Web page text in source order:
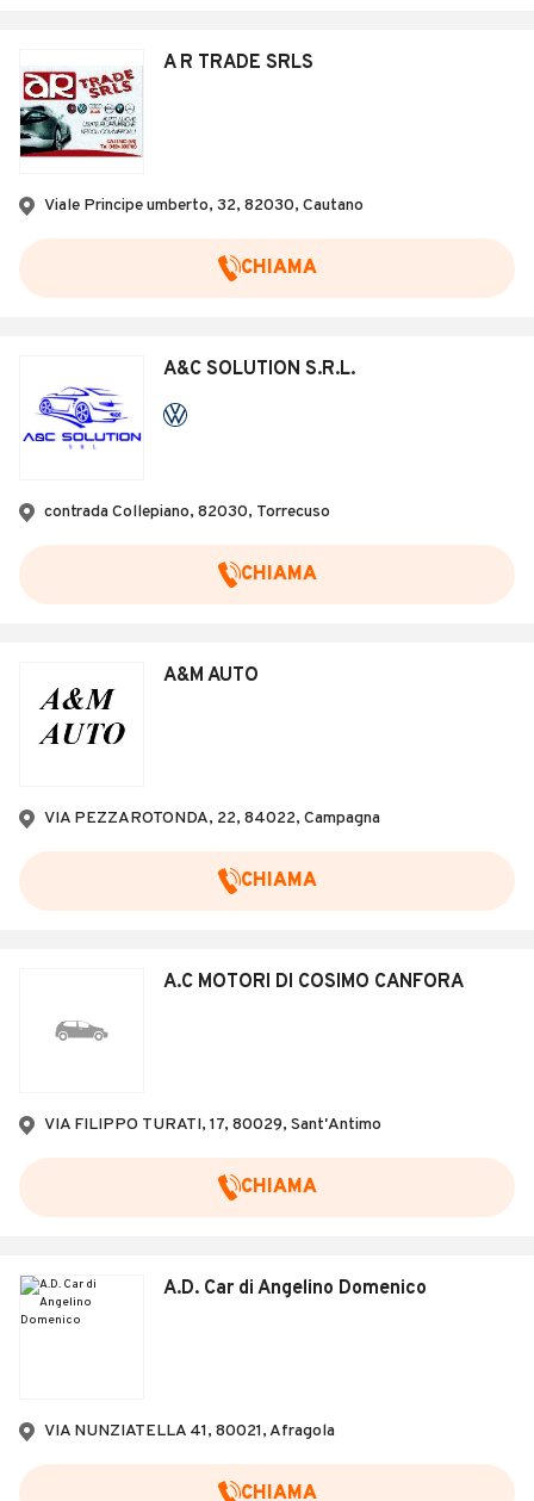
A R TRADE SRLS
Viale Principe umberto, 32, 82030, Cautano
CHIAMA
A&C SOLUTION S.R.L.
contrada Collepiano, 82030, Torrecuso
CHIAMA
A&M AUTO
VIA PEZZAROTONDA, 22, 84022, Campagna
CHIAMA
A.C MOTORI DI COSIMO CANFORA
VIA FILIPPO TURATI, 17, 80029, Sant'Antimo
CHIAMA
A.D. Car di Angelino Domenico
VIA NUNZIATELLA 41, 80021, Afragola
CHIAMA